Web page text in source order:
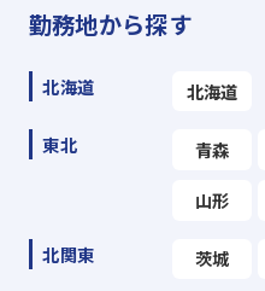
勤務地から探す
北海道 北海道
東北 青森
山形
北関東 茨城